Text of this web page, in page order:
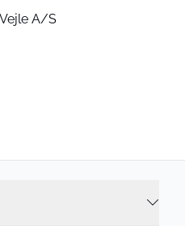
A/S